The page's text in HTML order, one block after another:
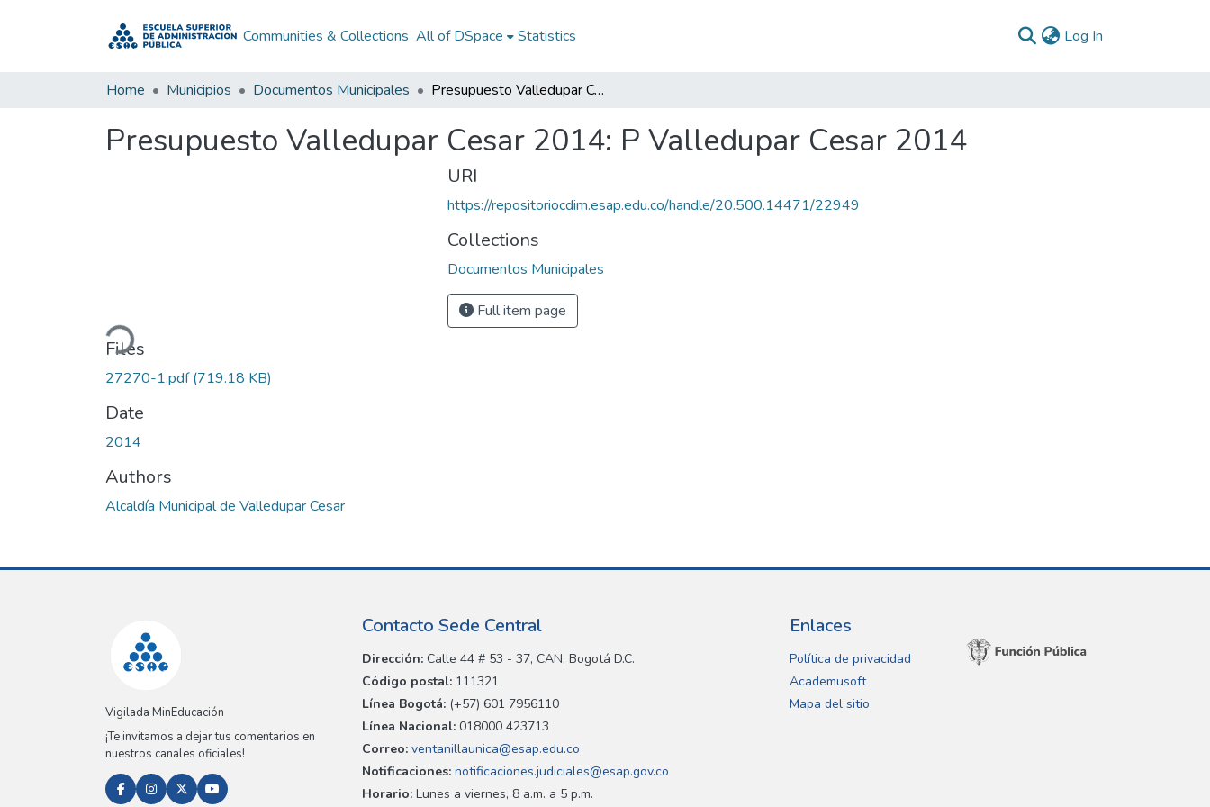
Communities & Collections All of DSpace Statistics Log In
Home Municipios Documentos Municipales Presupuesto Valledupar Cesar 2014: P Valledupar Cesar 2014
Presupuesto Valledupar Cesar 2014: P Valledupar Cesar 2014
Loading...
Files
27270-1.pdf(719.18 KB)
Date
2014
Authors
Alcaldía Municipal de Valledupar Cesar
URI
https://repositoriocdim.esap.edu.co/handle/20.500.14471/22949
Collections
Documentos Municipales
Full item page
Vigilada MinEducación
¡Te invitamos a dejar tus comentarios en
nuestros canales oficiales!
Contacto Sede Central
Dirección: Calle 44 # 53 - 37, CAN, Bogotá D.C.
Código postal: 111321
Línea Bogotá: (+57) 601 7956110
Línea Nacional: 018000 423713
Correo: ventanillaunica@esap.edu.co
Notificaciones: notificaciones.judiciales@esap.gov.co
Horario: Lunes a viernes, 8 a.m. a 5 p.m.
Enlaces
Política de privacidad
Academusoft
Mapa del sitio